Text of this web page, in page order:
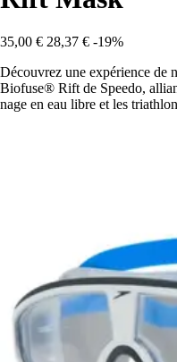
35,00 € 28,37 € -19%
Découvrez une expérience de
Biofuse® Rift de Speedo,
nage en eau libre et les